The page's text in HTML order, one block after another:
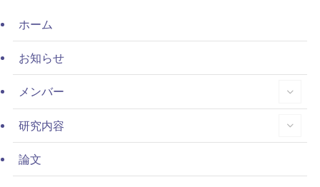
ホーム
お知らせ
メンバー
研究内容
論文